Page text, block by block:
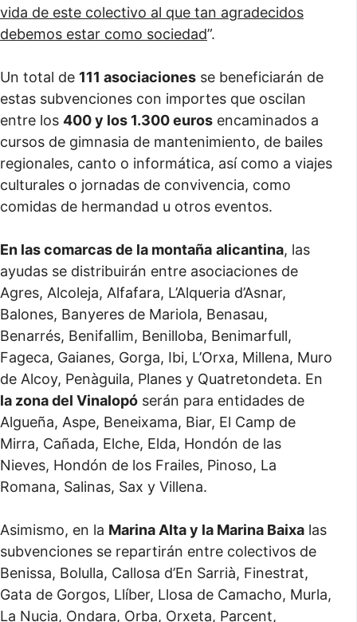
vida de este colectivo al que tan agradecidos
debemos estar como sociedad”.
Un total de 111 asociaciones se beneficiarán de
estas subvenciones con importes que oscilan
entre los 400 y los 1.300 euros encaminados a
cursos de gimnasia de mantenimiento, de bailes
regionales, canto o informática, así como a viajes
culturales o jornadas de convivencia, como
comidas de hermandad u otros eventos.
En las comarcas de la montaña alicantina, las
ayudas se distribuirán entre asociaciones de
Agres, Alcoleja, Alfafara, L’Alqueria d’Asnar,
Balones, Banyeres de Mariola, Benasau,
Benarrés, Benifallim, Benilloba, Benimarfull,
Fageca, Gaianes, Gorga, Ibi, L’Orxa, Millena, Muro
de Alcoy, Penàguila, Planes y Quatretondeta. En
la zona del Vinalopó serán para entidades de
Algueña, Aspe, Beneixama, Biar, El Camp de
Mirra, Cañada, Elche, Elda, Hondón de las
Nieves, Hondón de los Frailes, Pinoso, La
Romana, Salinas, Sax y Villena.
Asimismo, en la Marina Alta y la Marina Baixa las
subvenciones se repartirán entre colectivos de
Benissa, Bolulla, Callosa d’En Sarrià, Finestrat,
Gata de Gorgos, Llíber, Llosa de Camacho, Murla,
La Nucia, Ondara, Orba, Orxeta, Parcent,